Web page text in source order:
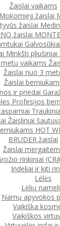
Žaislai vaikams
Mokomieji žaislai
žaislai
žaislai
Galvosūkiai
Minkšti pliušiniai
vaikams
Žaislai nuo 3
Žaislai
ir priedai
Profesijos
Žaisliniai
HOT
BRUDER žaislai
Žaislai
rinkiniai
Indeliai ir kiti
Lėlės
Lėlių
Namų apyvokos
Vaikiška
Vaikiškos